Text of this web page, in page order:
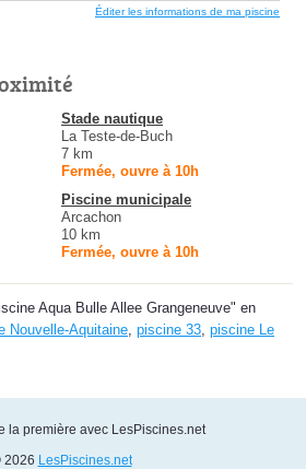
Éditer les informations de ma piscine
Stade nautique
La Teste-de-Buch
7 km
Fermée, ouvre à 10h
Piscine municipale
Arcachon
10 km
Fermée, ouvre à 10h
Aqua Bulle Allee Grangeneuve" en
Nouvelle-Aquitaine piscine 33 piscine Le
la première avec LesPiscines.net
2026 LesPiscines.net